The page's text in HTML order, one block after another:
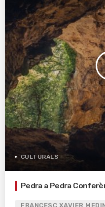
CULTURALS
Pedra a Pedra
FRANCESC XAVIER